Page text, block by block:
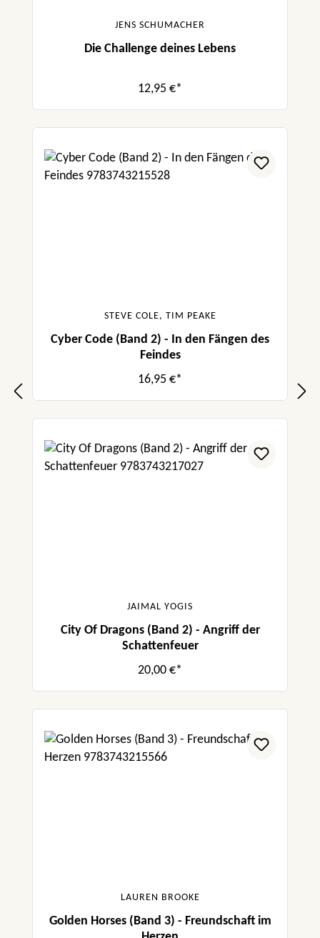
JENS SCHUMACHER
Die Challenge deines Lebens
12,95 €*
STEVE COLE, TIM PEAKE
Cyber Code (Band 2) - In den Fängen des
Feindes
16,95 €*
JAIMAL YOGIS
City Of Dragons (Band 2) - Angriff der
Schattenfeuer
20,00 €*
LAUREN BROOKE
Golden Horses (Band 3) - Freundschaft im